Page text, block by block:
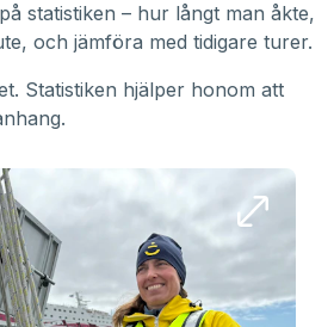
statistiken – hur långt man åkte,
och jämföra med tidigare turer.
Statistiken hjälper honom att